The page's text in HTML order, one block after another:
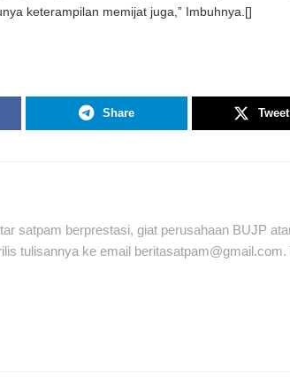
keterampilan memijat juga,” Imbuhnya.[]
Share Tweet
satpam berprestasi, giat perusahaan BUJP
tulisannya ke email beritasatpam@gmail.com.